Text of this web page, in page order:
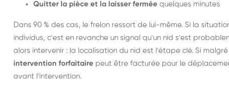
Quitter la pièce et la laisser fermée quelques minutes
Dans 90 % des cas, le frelon ressort de lui-même. Si la
individus, c'est en revanche un signal qu'un nid s'est
alors intervenir : la localisation du nid est l'étape clé. Si
intervention forfaitaire peut être facturée pour le
avant l'intervention.